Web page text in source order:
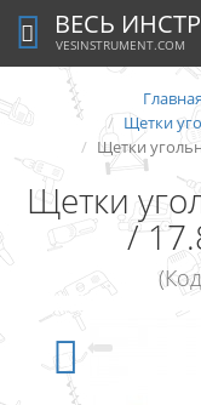
ВЕСЬ
VESINSTRUMENT.COM
Главная
Щетки
Щетки
Щетки
/